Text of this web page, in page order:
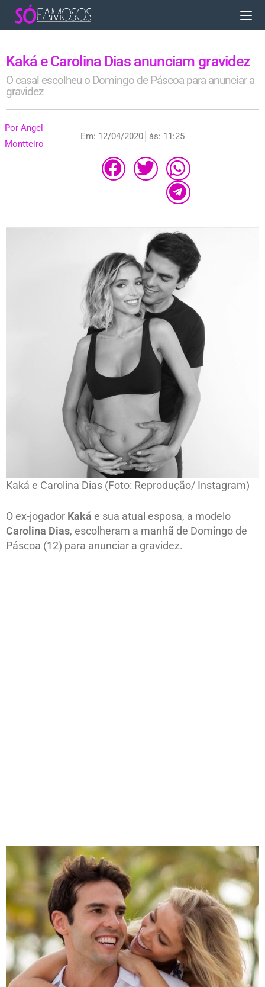
Kaká e Carolina Dias anunciam gravidez
O casal escolheu o Domingo de Páscoa para anunciar a
gravidez
Por Angel
Montteiro
Em: 12/04/2020 às: 11:25
Kaká e Carolina Dias (Foto: Reprodução/ Instagram)
O ex-jogador Kaká e sua atual esposa, a modelo
Carolina Dias, escolheram a manhã de Domingo de
Páscoa (12) para anunciar a gravidez.